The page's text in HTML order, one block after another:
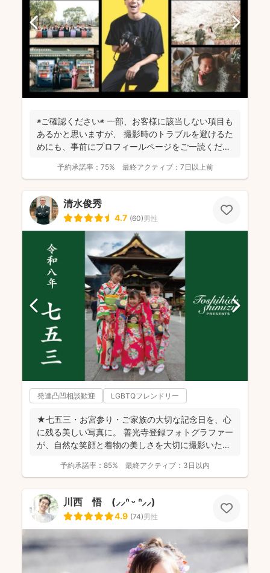
◉ご確認ください◉ 一部、お客様に該当しない項目も
あるかと思いますが、 撮影時のトラブルを避けるた
めにも、事前にプロフィールページをご一読くださ
予約承諾率： 75% 最終アクティブ： 7日以上前
清水俊秀
4.7 (60)男性
発達凸凹相談歓迎 LGBTQフレンドリー
★七五三・お宮参り・ご家族の大切な記念日を、心
に残る美しい写真に。 善光寺登録フォトグラファー
が、自然な笑顔と着物の美しさを大切に撮影いたし
予約承諾率： 85% 最終アクティブ： 3日以内
川西 悟 (⸝⸝ᐢ ᵕ ᐢ⸝⸝)
4.9 (74)男性